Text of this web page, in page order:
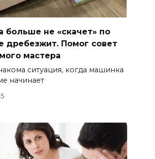
больше не «скачет» по
дребезжит. Помог совет
мастера
ситуация, когда машинка
начинает